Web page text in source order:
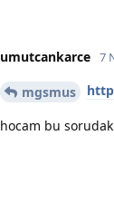
umutcankarce 7
mgsmus
hocam bu